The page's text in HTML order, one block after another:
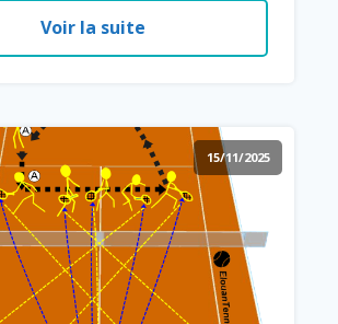
Voir la suite
15/11/2025